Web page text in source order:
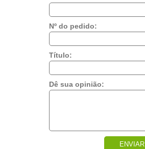
Nº do pedido:
Título:
Dê sua opinião:
ENVIAR